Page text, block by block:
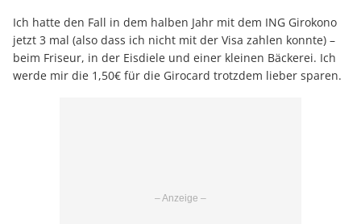
Ich hatte den Fall in dem halben Jahr mit dem ING Girokono
jetzt 3 mal (also dass ich nicht mit der Visa zahlen konnte) –
beim Friseur, in der Eisdiele und einer kleinen Bäckerei. Ich
werde mir die 1,50€ für die Girocard trotzdem lieber sparen.